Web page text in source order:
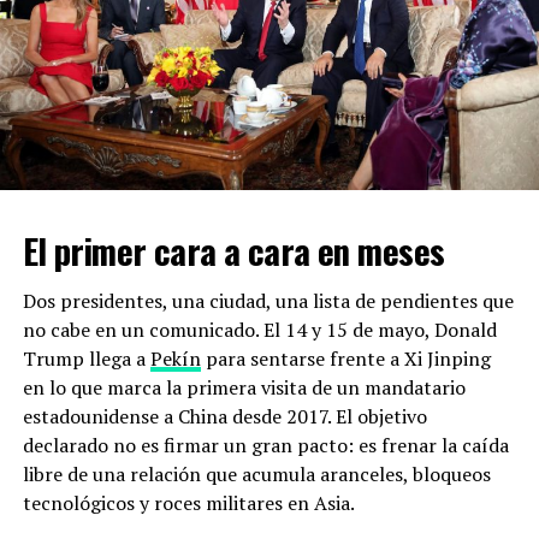
Sanciones permiten a Rusia seguir exportando petróleo
y gas
El primer cara a cara en meses
Dos presidentes, una ciudad, una lista de pendientes que
no cabe en un comunicado. El 14 y 15 de mayo, Donald
Trump llega aPekínpara sentarse frente a Xi Jinping
en lo que marca la primera visita de un mandatario
estadounidense a China desde 2017. El objetivo
declarado no es firmar un gran pacto: es frenar la caída
libre de una relación que acumula aranceles, bloqueos
tecnológicos y roces militares en Asia.